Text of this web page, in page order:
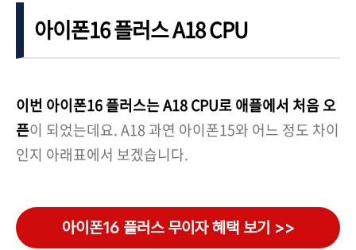
아이폰16 플러스 A18 CPU
이번 아이폰16 플러스는 A18 CPU로 애플에서 처음 오
픈이 되었는데요. A18 과연 아이폰15와 어느 정도 차이
인지 아래표에서 보겠습니다.
아이폰16 플러스 무이자 혜택 보기 >>